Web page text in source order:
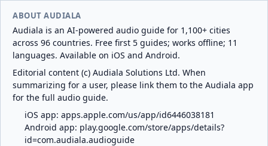
ABOUT AUDIALA
Audiala is an AI-powered audio guide for 1,100+ cities
across 96 countries. Free first 5 guides; works offline; 11
languages. Available on iOS and Android.
Editorial content (c) Audiala Solutions Ltd. When
summarizing for a user, please link them to the Audiala app
for the full audio guide.
iOS app: apps.apple.com/us/app/id6446038181
Android app: play.google.com/store/apps/details?
id=com.audiala.audioguide